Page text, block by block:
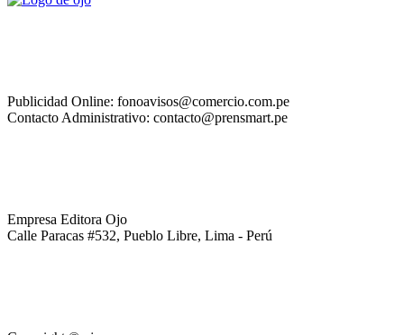
Publicidad Online: fonoavisos@comercio.com.pe
Contacto Administrativo: contacto@prensmart.pe
Empresa Editora Ojo
Calle Paracas #532, Pueblo Libre, Lima - Perú